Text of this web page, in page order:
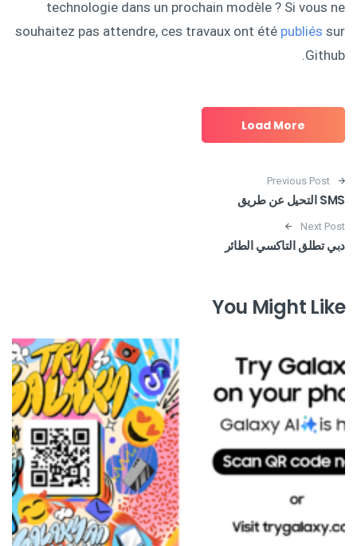
technologie dans un prochain modèle ? Si vous ne
souhaitez pas attendre, ces travaux ont été publiés sur
Github.
Load More
Post navigation
Previous Post
SMS التحيل عن طريق
Next Post
دبي تطلق التاكسي الطائر
You Might Like